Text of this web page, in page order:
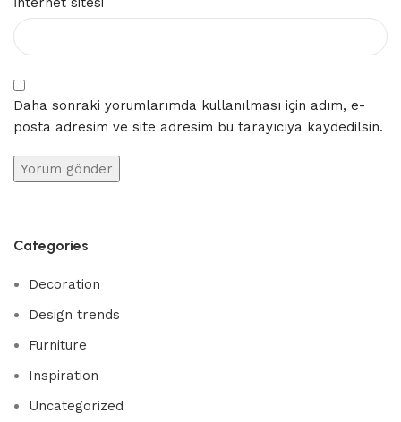
Daha sonraki yorumlarımda kullanılması için adım, e-
posta adresim ve site adresim bu tarayıcıya kaydedilsin.
Categories
Decoration
Design trends
Furniture
Inspiration
Uncategorized